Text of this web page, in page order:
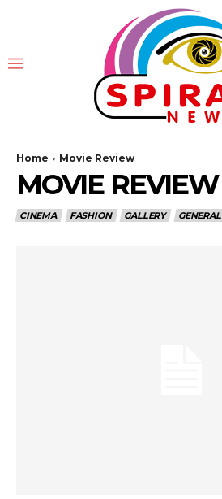
Home Movie Review
MOVIE REVIEW
CINEMA FASHION GALLERY GENERAL